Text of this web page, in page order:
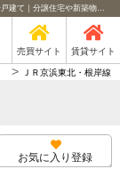
浦和区木崎2期 1号棟 埼玉県さいたま市浦和区木崎2丁目4,280万円の新築一戸建て｜分譲住宅や新築物件｜センチュリー21ハウスプラン
売買サイト 賃貸サイト
> ＪＲ京浜東北・根岸線
お気に入り登録